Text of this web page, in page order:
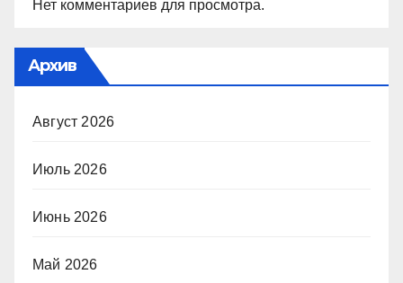
Нет комментариев для просмотра.
Архив
Август 2026
Июль 2026
Июнь 2026
Май 2026